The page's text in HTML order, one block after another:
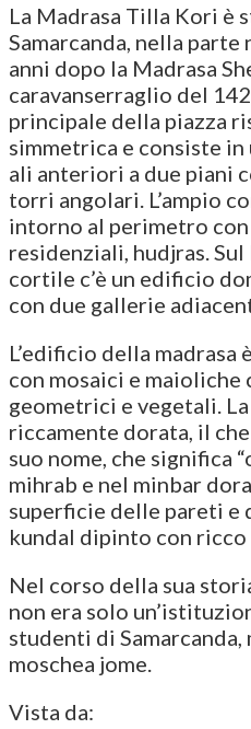
La Madrasa Tilla Kori è
Samarcanda, nella
anni dopo la Madrasa
caravanserraglio del
principale della piazza
simmetrica e consiste
ali anteriori a due piani
torri angolari. L’ampio
intorno al perimetro
residenziali, hudjras.
cortile c’è un edificio
con due gallerie
L’edificio della
con mosaici e maioliche
geometrici e vegetali.
riccamente dorata, il
suo nome, che significa
mihrab e nel minbar
superficie delle pareti e
kundal dipinto con ricco
Nel corso della sua
non era solo
studenti di Samarcanda,
moschea jome.
Vista da: